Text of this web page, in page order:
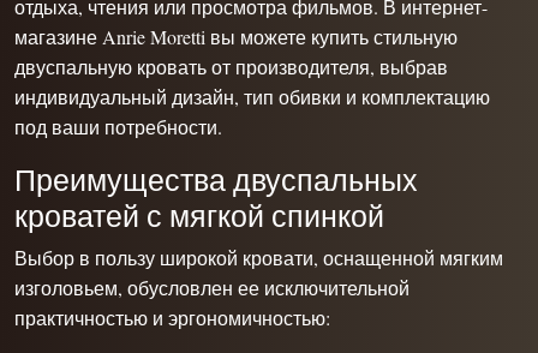
отдыха, чтения или просмотра фильмов. В интернет-
магазине Anrie Moretti вы можете купить стильную
двуспальную кровать от производителя, выбрав
индивидуальный дизайн, тип обивки и комплектацию
под ваши потребности.
Преимущества двуспальных
кроватей с мягкой спинкой
Выбор в пользу широкой кровати, оснащенной мягким
изголовьем, обусловлен ее исключительной
практичностью и эргономичностью: